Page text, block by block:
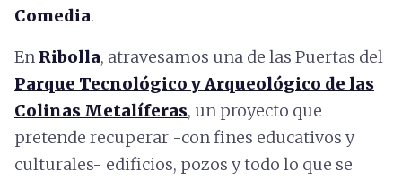
Comedia.
En Ribolla, atravesamos una de las Puertas del
Parque Tecnológico y Arqueológico de las
Colinas Metalíferas, un proyecto que
pretende recuperar -con fines educativos y
culturales- edificios, pozos y todo lo que se